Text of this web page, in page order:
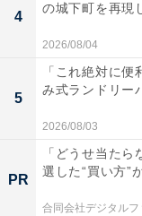
『鬼滅の刃公式ファ
週間少年ジャン
の刃』の公式フ
連載スタートし瞬
作。2020年10月
4
の城下町を再現
2026/08/04
5
「これ絶対に
み式ランドリー
2026/08/03
PR
「どうせ当た
選した“買い方”
合同会社デジタルフ